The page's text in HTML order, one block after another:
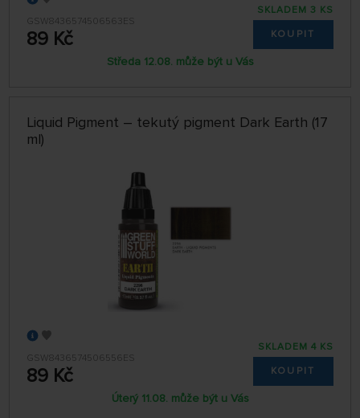
GSW8436574506563ES
89 Kč
SKLADEM 3 KS
KOUPIT
Středa 12.08. může být u Vás
Liquid Pigment – tekutý pigment Dark Earth (17
ml)
GSW8436574506556ES
89 Kč
SKLADEM 4 KS
KOUPIT
Úterý 11.08. může být u Vás